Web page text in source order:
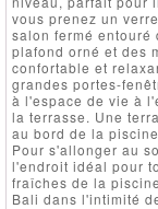
vous prenez un
salon fermé
plafond orné et des
confortable et
grandes portes-
à l'espace de vie à
la terrasse. Une
au bord de la
Pour s'allonger au
l'endroit idéal pour
fraîches de la
Bali dans l'intimité